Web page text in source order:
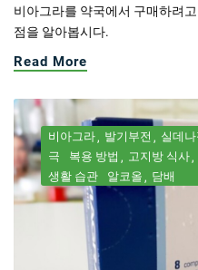
비아그라를 약국에서 구매하려
점을 알아봅시다.
Read More
비아그라 발기부전 실데나
극
복용 방법 고지방 식사
생활 습관
알코올 담배